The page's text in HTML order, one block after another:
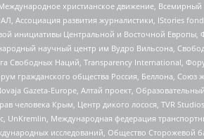
христианское движение, Всемирный
развития журналистики, IStories
инициативы Центральной и Восточной
научный центр им Вудро Вильсона,
Наций, Transparеncy International,
гражданского общества Россия, Беллона,
Gazeta-Europe, Алтай проект,
человека Крым, Центр дикого лосося, TVR
Международная федерация
исследований, Общество Сторожевой